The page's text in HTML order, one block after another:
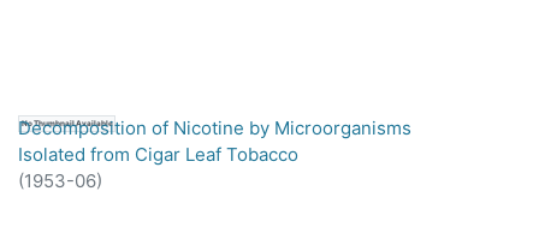
No Thumbnail Available
Decomposition of Nicotine by Microorganisms
Isolated from Cigar Leaf Tobacco
(1953-06)